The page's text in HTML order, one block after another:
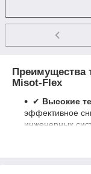
Преимущества
Misot-Flex
✔ Высокие
эффективное
инженерных